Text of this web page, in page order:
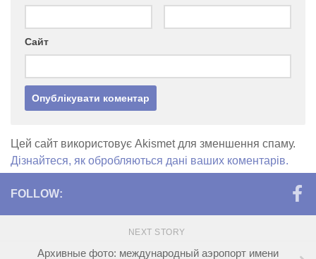
Сайт
Цей сайт використовує Akismet для зменшення спаму.
Дізнайтеся, як обробляються дані ваших коментарів.
FOLLOW:
NEXT STORY
Архивные фото: международный аэропорт имени